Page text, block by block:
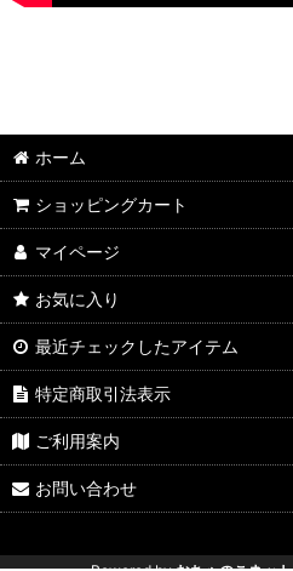
ホーム
ショッピングカート
マイページ
お気に入り
最近チェックしたアイテム
特定商取引法表示
ご利用案内
お問い合わせ